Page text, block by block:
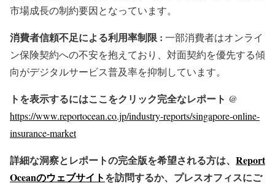
市場成長の制約要因となっています。
消費者信頼不足による利用率制限 : 一部消費者はオンライ
ン保険契約への不安を抱えており、対面契約を優先する傾
向がデジタルサービス普及率を抑制しています。
トを表示するにはここをクリック完全なレポート @
https://www.reportocean.co.jp/industry-reports/singapore-online-
insurance-market
詳細な洞察とレポートの完全版を希望される方は、 Report
Oceanのウェブサイトを訪問するか、プレスオフィスにご